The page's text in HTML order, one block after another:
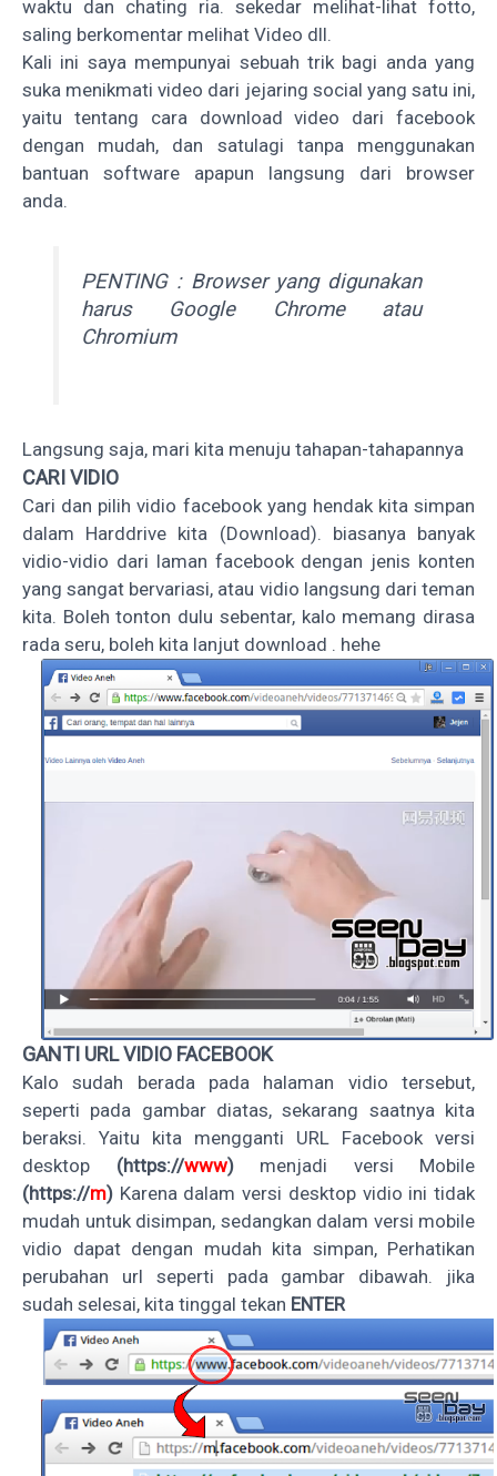
waktu dan chating ria. sekedar melihat-lihat fotto,
saling berkomentar melihat Video dll.
Kali ini saya mempunyai sebuah trik bagi anda yang
suka menikmati video dari jejaring social yang satu ini,
yaitu tentang cara download video dari facebook
dengan mudah, dan satulagi tanpa menggunakan
bantuan software apapun langsung dari browser
anda.
PENTING : Browser yang digunakan
harus Google Chrome atau
Chromium
Langsung saja, mari kita menuju tahapan-tahapannya
CARI VIDIO
Cari dan pilih vidio facebook yang hendak kita simpan
dalam Harddrive kita (Download). biasanya banyak
vidio-vidio dari laman facebook dengan jenis konten
yang sangat bervariasi, atau vidio langsung dari teman
kita. Boleh tonton dulu sebentar, kalo memang dirasa
rada seru, boleh kita lanjut download . hehe
GANTI URL VIDIO FACEBOOK
Kalo sudah berada pada halaman vidio tersebut,
seperti pada gambar diatas, sekarang saatnya kita
beraksi. Yaitu kita mengganti URL Facebook versi
desktop (https://www)menjadi versi Mobile
(https://m) Karena dalam versi desktop vidio ini tidak
mudah untuk disimpan, sedangkan dalam versi mobile
vidio dapat dengan mudah kita simpan, Perhatikan
perubahan url seperti pada gambar dibawah. jika
sudah selesai, kita tinggal tekan ENTER